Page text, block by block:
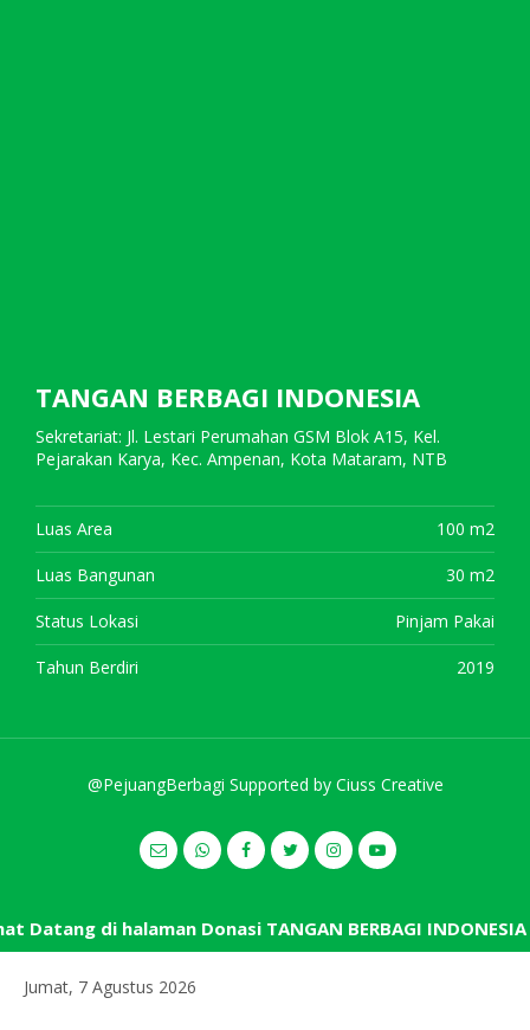
Jumat, 7 Agustus 2026
TANGAN BERBAGI INDONESIA
Sekretariat: Jl. Lestari Perumahan GSM Blok A15, Kel.
Pejarakan Karya, Kec. Ampenan, Kota Mataram, NTB
Luas Area 100 m2
Luas Bangunan 30 m2
Status Lokasi Pinjam Pakai
Tahun Berdiri 2019
@PejuangBerbagi Supported by Ciuss Creative
Datang di halaman Donasi TANGAN BERBAGI INDONESIA